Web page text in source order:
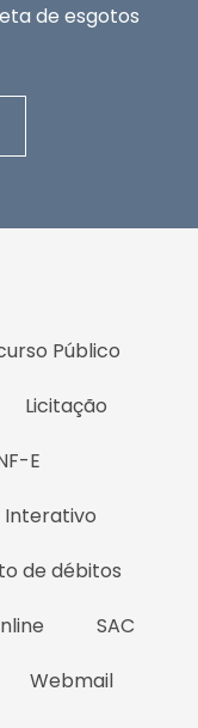
de esgotos
Público
Licitação
E
de débitos
SAC
Webmail